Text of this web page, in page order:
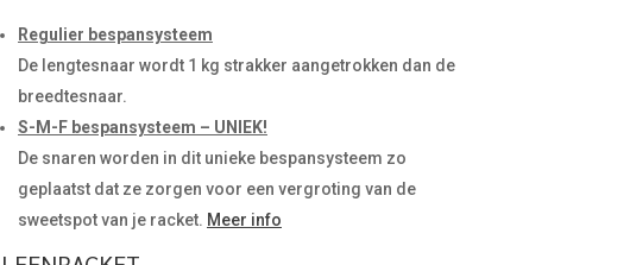
Regulier bespansysteem
De lengtesnaar wordt 1 kg strakker aangetrokken dan de
breedtesnaar.
S-M-F bespansysteem – UNIEK!
De snaren worden in dit unieke bespansysteem zo
geplaatst dat ze zorgen voor een vergroting van de
sweetspot van je racket. Meer info